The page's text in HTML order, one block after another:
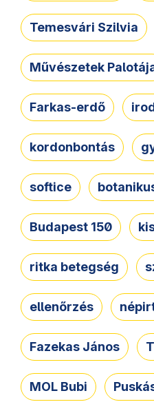
Temesvári Szilvia
Művészetek
Farkas-erdő
kordonbontás
softice
Budapest 150
ritka betegség
ellenőrzés
Fazekas János
MOL Bubi